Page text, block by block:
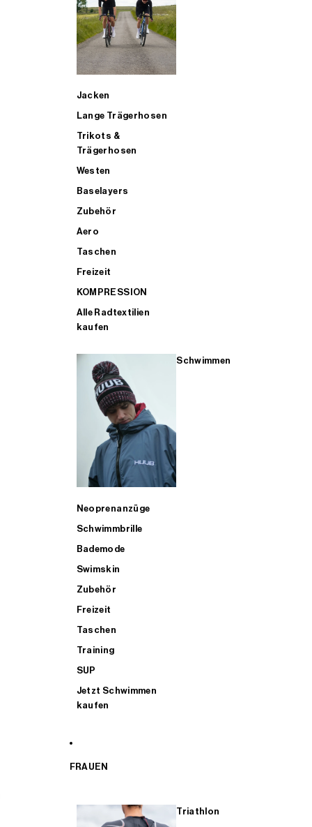
Jacken
Lange Trägerhosen
Trikots &
Trägerhosen
Westen
Baselayers
Zubehör
Aero
Taschen
Freizeit
KOMPRESSION
Alle Radtextilien
kaufen
Schwimmen
Neoprenanzüge
Schwimmbrille
Bademode
Swimskin
Zubehör
Freizeit
Taschen
Training
SUP
Jetzt Schwimmen
kaufen
FRAUEN
Triathlon
ALLE TRIATHLONARTIKEL FÜR MÄNNER KAUFEN